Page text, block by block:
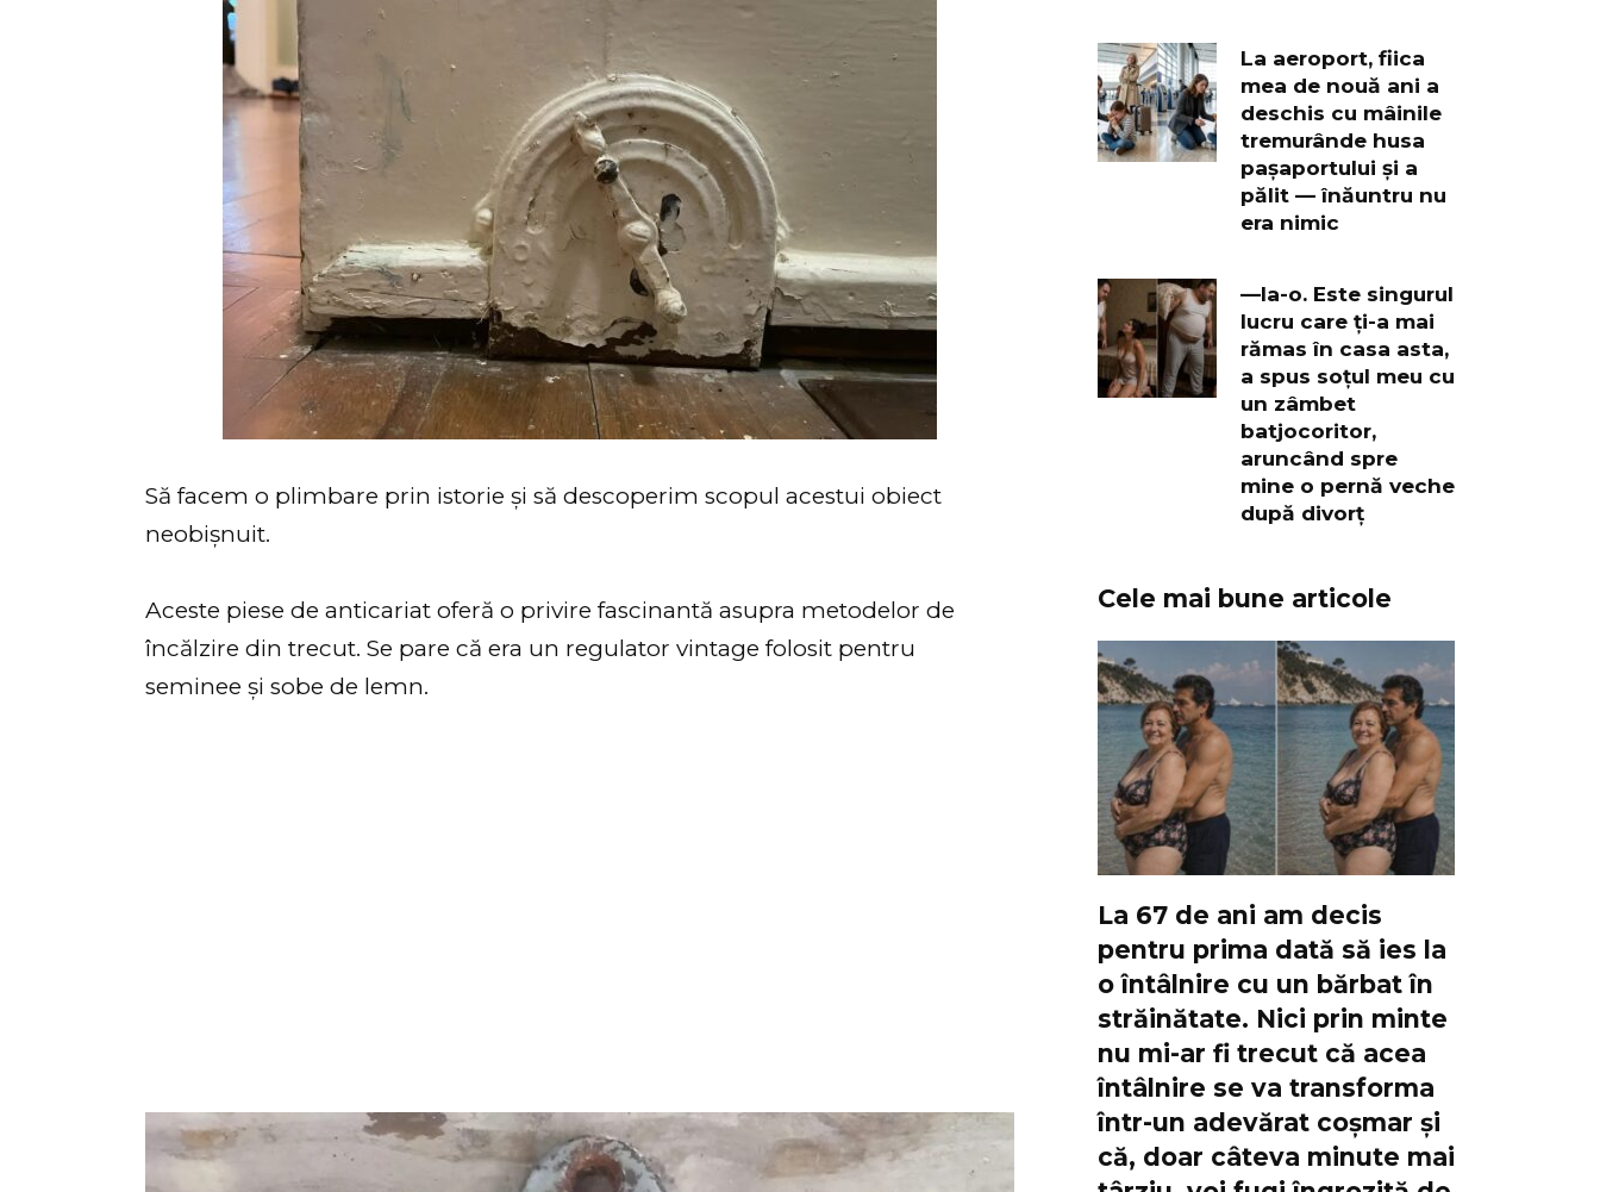
Să facem o plimbare prin istorie și să descoperim scopul acestui obiect
neobișnuit.
Aceste piese de anticariat oferă o privire fascinantă asupra metodelor de
încălzire din trecut. Se pare că era un regulator vintage folosit pentru
seminee și sobe de lemn.
La aeroport, fiica
mea de nouă ani a
deschis cu mâinile
tremurânde husa
pașaportului și a
pălit — înăuntru nu
era nimic
—Ia-o. Este singurul
lucru care ți-a mai
rămas în casa asta,
a spus soțul meu cu
un zâmbet
batjocoritor,
aruncând spre
mine o pernă veche
după divorț
Cele mai bune articole
La 67 de ani am decis
pentru prima dată să ies la
o întâlnire cu un bărbat în
străinătate. Nici prin minte
nu mi-ar fi trecut că acea
întâlnire se va transforma
într-un adevărat coșmar și
că, doar câteva minute mai